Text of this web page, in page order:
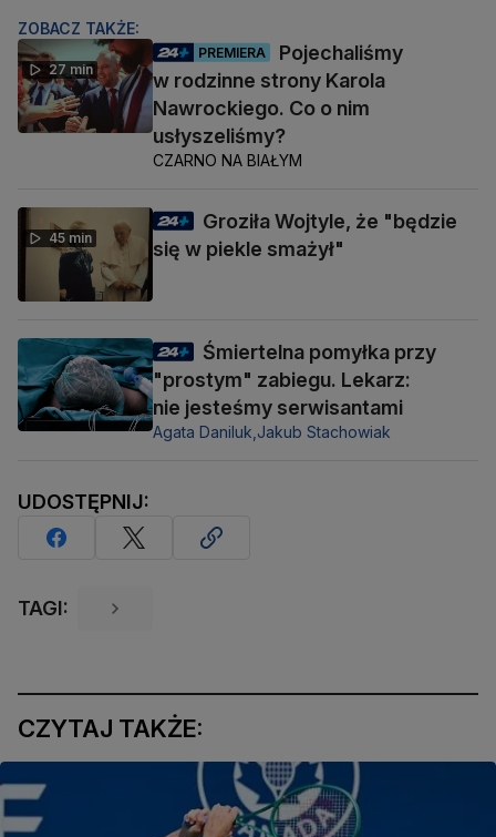
ZOBACZ TAKŻE:
27 min
PREMIERA
Pojechaliśmy
w rodzinne strony Karola
Nawrockiego. Co o nim
usłyszeliśmy?
CZARNO NA BIAŁYM
45 min
Groziła Wojtyle, że "będzie
się w piekle smażył"
Śmiertelna pomyłka przy
"prostym" zabiegu. Lekarz:
nie jesteśmy serwisantami
Agata Daniluk, Jakub Stachowiak
UDOSTĘPNIJ:
TAGI:
CZYTAJ TAKŻE: